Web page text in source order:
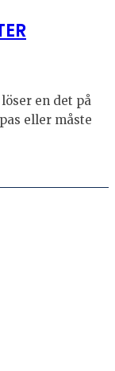
en det på
eller måste